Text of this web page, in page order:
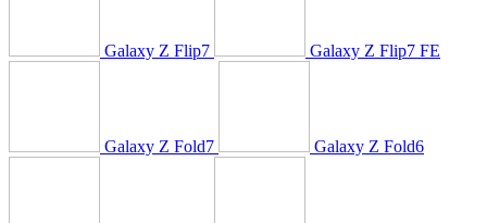
Galaxy Z Flip7 Galaxy Z Flip7 FE
Galaxy Z Fold7 Galaxy Z Fold6